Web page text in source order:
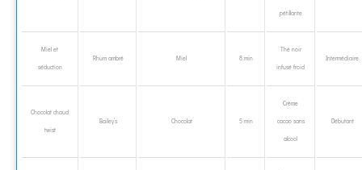
pétillante
Miel et
séduction
Rhum ambré Miel 8 min
Thé noir
infusé froid
Intermédiaire
Chocolat chaud
twist
Bailey’s Chocolat 5 min
Crème
cacao sans
alcool
Débutant